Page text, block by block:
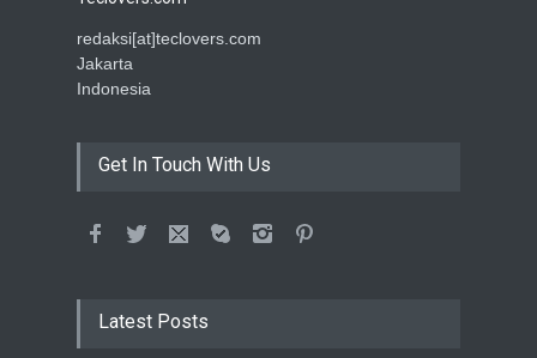
redaksi[at]teclovers.com
Jakarta
Indonesia
Get In Touch With Us
Latest Posts